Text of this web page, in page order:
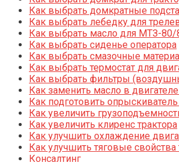
Как выбрать домкратные
Как выбрать лебедку для
Как выбрать масло для МТЗ-80/
Как выбрать сиденье оператора
Как выбрать смазочные
Как выбрать термостат для
Как выбрать фильтры
Как заменить масло в
Как подготовить
Как увеличить
Как увеличить клиренс трактора
Как улучшить охлаждение
Как улучшить тяговые свойства
Консалтинг